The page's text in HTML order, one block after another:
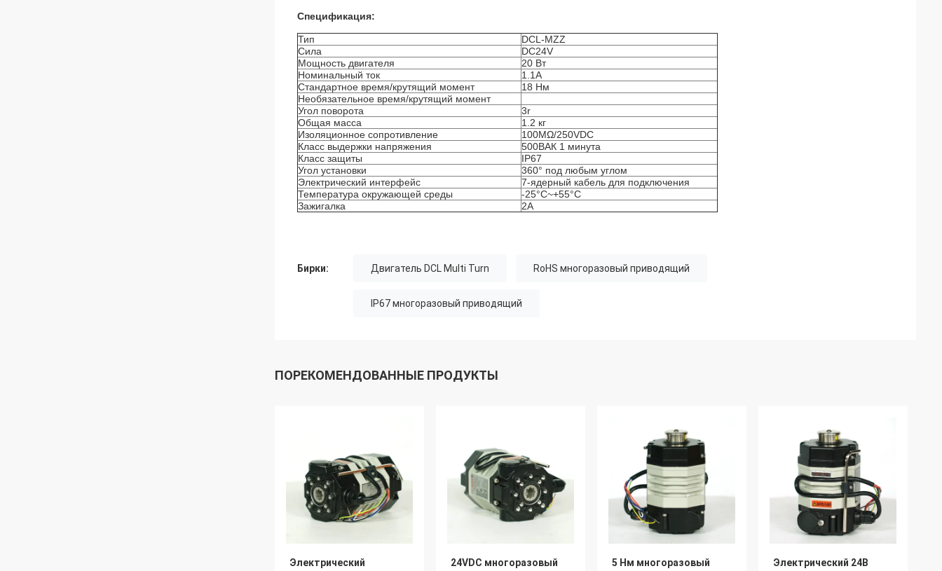
Спецификация:
Тип
DCL-MZZ
Сила
DC24V
Мощность двигателя
20 Вт
Номинальный ток
1.1А
Стандартное время/крутящий момент
18 Нм
Необязательное время/крутящий момент
Угол поворота
3r
Общая масса
1.2 кг
Изоляционное сопротивление
100MΩ/250VDC
Класс выдержки напряжения
500ВАК 1 минута
Класс защиты
IP67
Угол установки
360° под любым углом
Электрический интерфейс
7-ядерный кабель для подключения
Температура окружающей среды
-25°C~+55°C
Зажигалка
2А
Бирки: Двигатель DCL Multi Turn RoHS многоразовый приводящий
IP67 многоразовый приводящий
ПОРЕКОМЕНДОВАННЫЕ ПРОДУКТЫ
Электрический
24VDC многоразовый
5 Нм многоразовый
Электрический 24В